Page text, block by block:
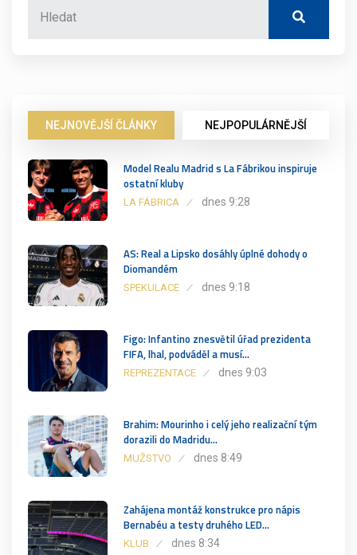
NEJNOVĚJŠÍ ČLÁNKY NEJPOPULÁRNĚJŠÍ
Model Realu Madrid s La Fábrikou inspiruje
ostatní kluby
LA FÁBRICA dnes 9:28
AS: Real a Lipsko dosáhly úplné dohody o
Diomandém
SPEKULACE dnes 9:18
Figo: Infantino znesvětil úřad prezidenta
FIFA, lhal, podváděl a musí…
REPREZENTACE dnes 9:03
Brahim: Mourinho i celý jeho realizační tým
dorazili do Madridu…
MUŽSTVO dnes 8:49
Zahájena montáž konstrukce pro nápis
Bernabéu a testy druhého LED…
KLUB dnes 8:34